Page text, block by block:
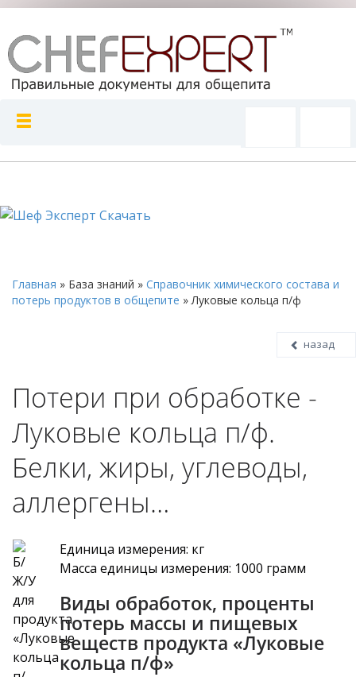
Главная » База знаний » Справочник химического состава и
потерь продуктов в общепите »Луковые кольца п/ф
назад
Потери при обработке -
Луковые кольца п/ф.
Белки, жиры, углеводы,
аллергены…
Единица измерения: кг
Масса единицы измерения: 1000 грамм
Виды обработок, проценты
потерь массы и пищевых
веществ продукта «Луковые
кольца п/ф»